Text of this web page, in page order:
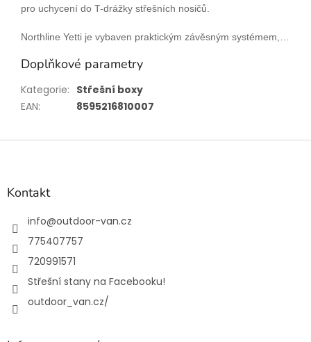
pro uchycení do T-drážky střešních nosičů.
Northline Yetti je vybaven praktickým závěsným systémem,…
Doplňkové parametry
Kategorie: Střešní boxy
EAN: 8595216810007
Z
Kontakt
info@outdoor-van.cz
775407757
720991571
Střešní stany na Facebooku!
outdoor_van.cz/